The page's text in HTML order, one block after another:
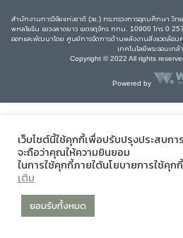
สำนักงานการวิจัยแห่งชาติ (วช.) กระทรวงการอุดมศึกษา วิ
พหลโยธิน แขวงลาดยาว เขตจตุจักร กทม. 10900 โทร 0
ออกและพัฒนาโดย ศูนย์การจัดการด้านพลังงานสิ่งแวดล้อม
เทคโนโลยีพระจอมเกล้
Copyright © 2022 All rights
Powered by
เว็บไซต์นี้ใช้คุกกี้เพื่อปรับปรุงประสบก
จะถือว่าคุณให้ความยินยอม
ในการใช้คุกกี้ภายใต้นโยบายการใช้คุก
เติม
ยอมรับทั้งหมด